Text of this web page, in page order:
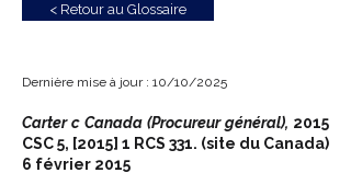
< Retour au Glossaire
Dernière mise à jour : 10/10/2025
Carter c Canada (Procureur général), 2015
CSC 5, [2015] 1 RCS 331. (site du Canada)
6 février 2015